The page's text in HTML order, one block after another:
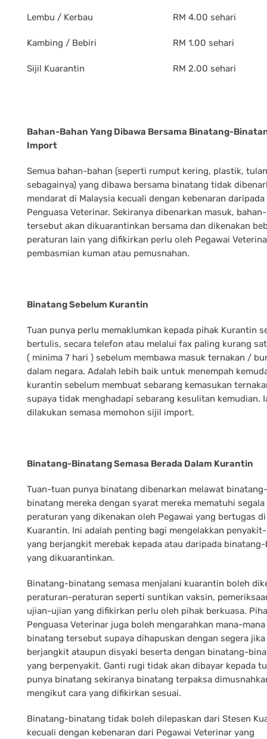
Lembu / Kerbau RM 4.00 sehari
Kambing / Bebiri RM 1.00 sehari
Sijil Kuarantin RM 2.00 sehari
Bahan-Bahan Yang Dibawa Bersama Binatang-
Import
Semua bahan-bahan (seperti rumput kering, plastik,
sebagainya) yang dibawa bersama binatang tidak
mendarat di Malaysia kecuali dengan kebenaran daripada
Penguasa Veterinar. Sekiranya dibenarkan masuk,
tersebut akan dikuarantinkan bersama dan dikenakan
peraturan lain yang difikirkan perlu oleh Pegawai
pembasmian kuman atau pemusnahan.
Binatang Sebelum Kurantin
Tuan punya perlu memaklumkan kepada pihak Kurantin
bertulis, secara telefon atau melalui fax paling kurang
( minima 7 hari ) sebelum membawa masuk ternakan /
dalam negara. Adalah lebih baik untuk menempah
kurantin sebelum membuat sebarang kemasukan
supaya tidak menghadapi sebarang kesulitan kemudian.
dilakukan semasa memohon sijil import.
Binatang-Binatang Semasa Berada Dalam Kurantin
Tuan-tuan punya binatang dibenarkan melawat binatang-
binatang mereka dengan syarat mereka mematuhi segala
peraturan yang dikenakan oleh Pegawai yang bertugas
Kuarantin. Ini adalah penting bagi mengelakkan
yang berjangkit merebak kepada atau daripada
yang dikuarantinkan.
Binatang-binatang semasa menjalani kuarantin boleh
peraturan-peraturan seperti suntikan vaksin,
ujian-ujian yang difikirkan perlu oleh pihak berkuasa.
Penguasa Veterinar juga boleh mengarahkan mana-
binatang tersebut supaya dihapuskan dengan segera
berjangkit ataupun disyaki beserta dengan binatang-
yang berpenyakit. Ganti rugi tidak akan dibayar kepada
punya binatang sekiranya binatang terpaksa
mengikut cara yang difikirkan sesuai.
Binatang-binatang tidak boleh dilepaskan dari Stesen
kecuali dengan kebenaran dari Pegawai Veterinar yang